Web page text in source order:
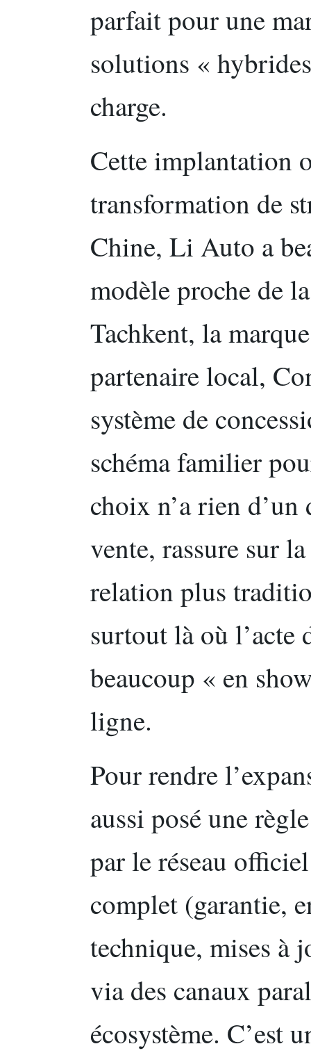
parfait pour une
solutions «
charge.
Cette implantation
transformation de
Chine, Li Auto a
modèle proche de
Tachkent, la
partenaire local,
système de
schéma familier
choix n’a rien
vente, rassure sur
relation plus
surtout là où l’acte
beaucoup « en
ligne.
Pour rendre
aussi posé une
par le réseau
complet (garantie,
technique, mises à
via des canaux
écosystème. C’est